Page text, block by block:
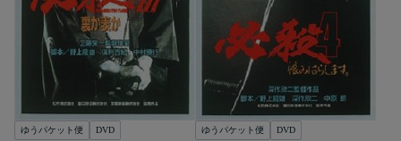
ゆうパケット便 DVD ゆうパケット便 DVD